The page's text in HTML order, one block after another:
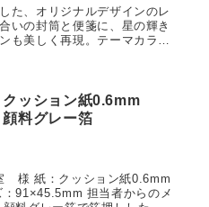
た、オリジナルデザインのレ
いの封筒と便箋に、星の輝き
も美しく再現。テーマカラー
クッション紙0.6mm
顔料グレー箔
様 紙：クッション紙0.6mm
91×45.5mm 担当者からのメ